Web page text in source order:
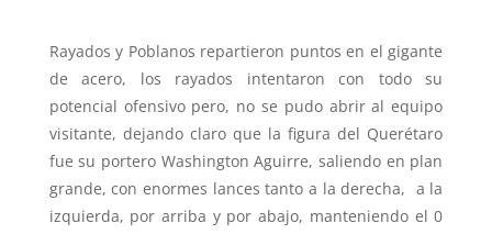
Rayados y Poblanos repartieron puntos en el gigante
de acero, los rayados intentaron con todo su
potencial ofensivo pero, no se pudo abrir al equipo
visitante, dejando claro que la figura del Querétaro
fue su portero Washington Aguirre, saliendo en plan
grande, con enormes lances tanto a la derecha, a la
izquierda, por arriba y por abajo, manteniendo el 0